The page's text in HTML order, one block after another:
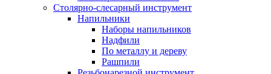
Столярно-слесарный инструмент
Напильники
Наборы напильников
Надфили
По металлу и дереву
Рашпили